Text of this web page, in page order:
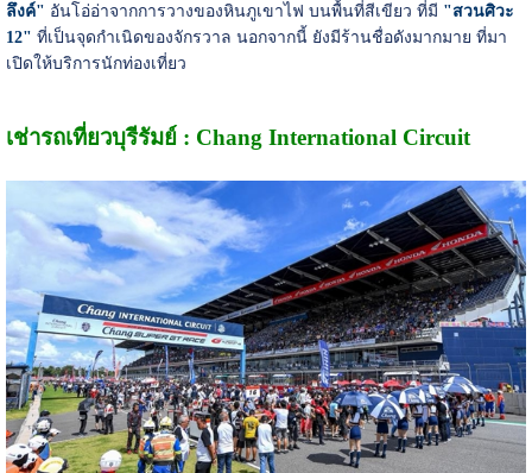
ลึงค์" อันโอ่อ่าจากการวางของหินภูเขาไฟ บนพื้นที่สีเขียว ที่มี "สวนศิวะ
12" ที่เป็นจุดกำเนิดของจักรวาล นอกจากนี้ ยังมีร้านชื่อดังมากมาย ที่มา
เปิดให้บริการนักท่องเที่ยว
เช่ารถเที่ยวบุรีรัมย์ : Chang International Circuit